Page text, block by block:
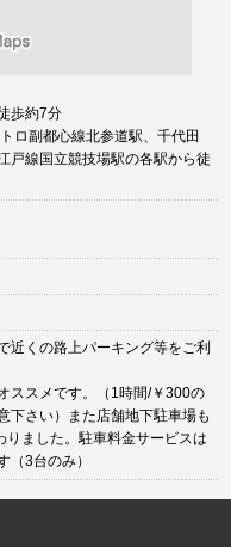
歩約7分
ロ副都心線北参道駅、千代田
戸線国立競技場駅の各駅から徒
近くの路上パーキング等をご利
ススメです。（1時間/￥300の
下さい）また店舗地下駐車場も
ました。駐車料金サービスは
（3台のみ）